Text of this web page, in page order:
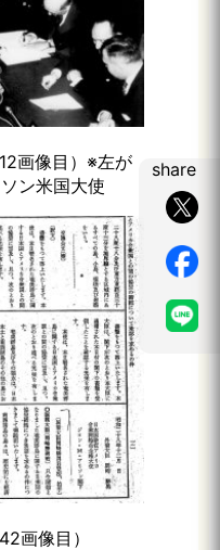
画像目）※左が
ン米国大使
42画像目）
share